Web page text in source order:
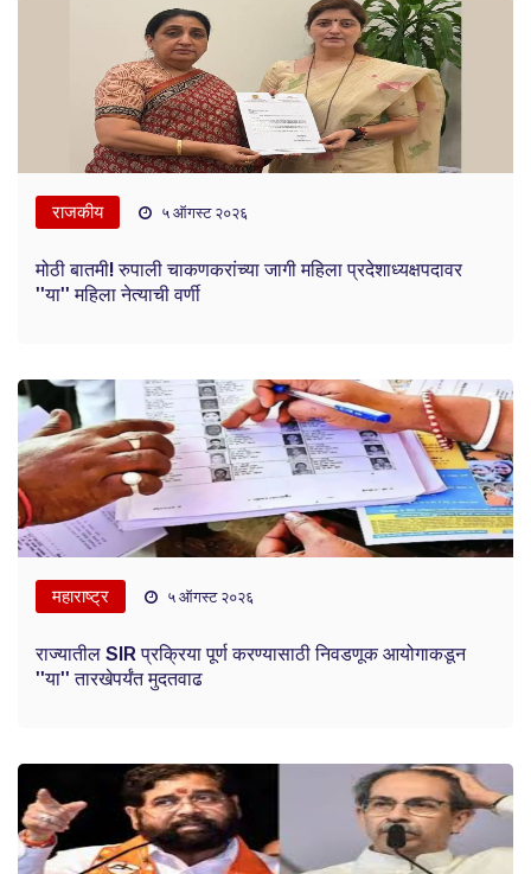
राजकीय ५ ऑगस्ट २०२६
मोठी बातमी! रुपाली चाकणकरांच्या जागी महिला प्रदेशाध्यक्षपदावर
''या'' महिला नेत्याची वर्णी
महाराष्ट्र ५ ऑगस्ट २०२६
राज्यातील SIR प्रक्रिया पूर्ण करण्यासाठी निवडणूक आयोगाकडून
''या'' तारखेपर्यंत मुदतवाढ